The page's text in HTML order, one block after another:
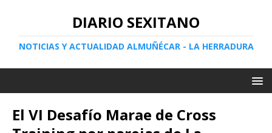
DIARIO SEXITANO
NOTICIAS Y ACTUALIDAD ALMUÑÉCAR - LA HERRADURA
El VI Desafío Marae de Cross